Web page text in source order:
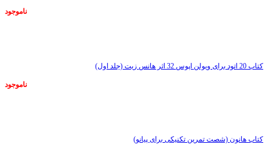
ناموجود
کتاب 20 اتود برای ویولن اپوس 32 اثر هانس زیت (جلد اول)
ناموجود
کتاب هانون (شصت تمرین تکنیکی برای پیانو)